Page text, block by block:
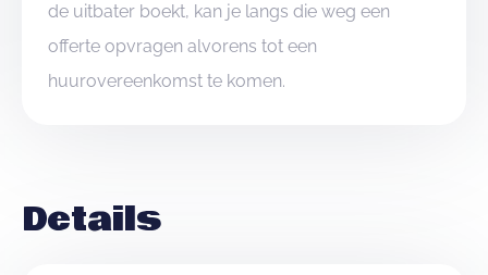
de uitbater boekt, kan je langs die weg een
offerte opvragen alvorens tot een
huurovereenkomst te komen.
Details